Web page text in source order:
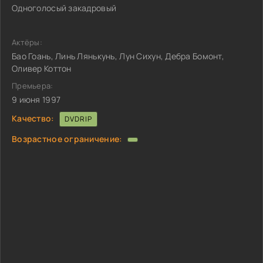
Одноголосый закадровый
Актёры:
Бао Гоань, Линь Лянькунь, Лун Сихун, Дебра Бомонт,
Оливер Коттон
Премьера:
9 июня 1997
Качество:
DVDRIP
Возрастное ограничение: